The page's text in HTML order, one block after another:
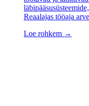
Reaalajas tööaja
Loe rohkem →